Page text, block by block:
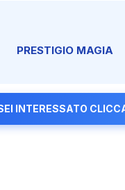
PRESTIGIO MAGIA
INTERESSATO